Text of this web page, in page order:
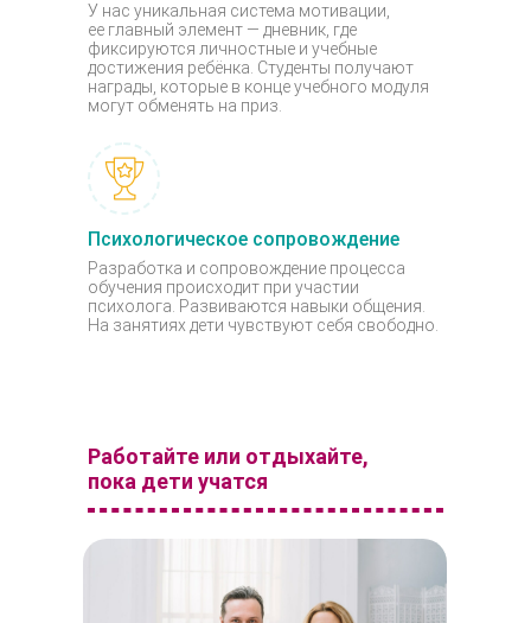
Психологическое сопровождение
У нас уникальная система мотивации,
ее главный элемент — дневник, где
фиксируются личностные и учебные
достижения ребёнка. Студенты получают
награды, которые в конце учебного модуля
могут обменять на приз.
Разработка и сопровождение процесса
обучения происходит при участии
психолога. Развиваются навыки общения.
На занятиях дети чувствуют себя свободно.
Работайте или отдыхайте,
пока дети учатся